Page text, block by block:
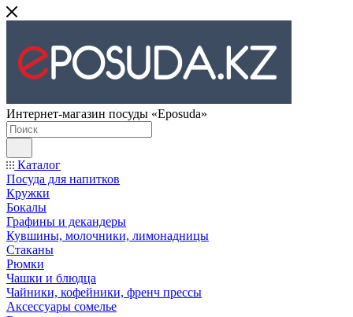
Интернет-магазин посуды «Eposuda»
Каталог
Посуда для напитков
Кружки
Бокалы
Графины и декандеры
Кувшины, молочники, лимонадницы
Стаканы
Рюмки
Чашки и блюдца
Чайники, кофейники, френч прессы
Аксессуары сомелье